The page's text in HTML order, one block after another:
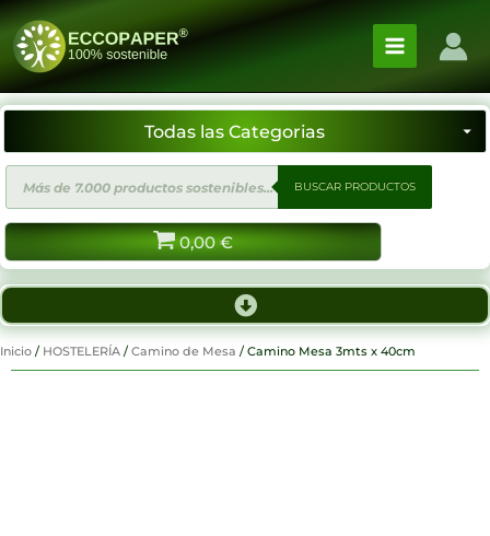
Ir
contenido
de
productos
BUSCAR PRODUCTOS
0,00 €
Inicio / HOSTELERÍA / Camino de Mesa / Camino Mesa 3mts x 40cm